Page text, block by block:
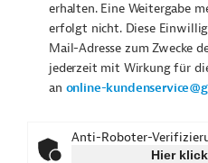
erhalten. Eine Weitergabe
erfolgt nicht. Diese
Mail-Adresse zum Zwecke
jederzeit mit Wirkung für
an online-
Anti-Roboter-
Hier